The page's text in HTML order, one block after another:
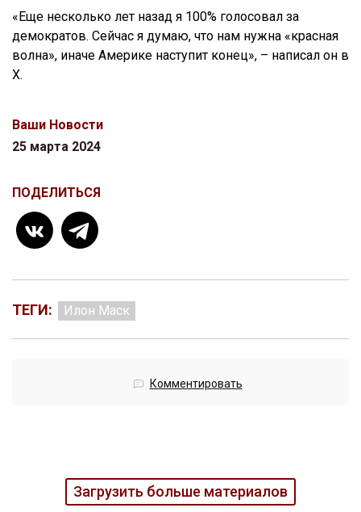
«Еще несколько лет назад я 100% голосовал за
демократов. Сейчас я думаю, что нам нужна «красная
волна», иначе Америке наступит конец», – написал он в
X.
Ваши Новости
25 марта 2024
ПОДЕЛИТЬСЯ
ТЕГИ: Илон Маск
Комментировать
Загрузить больше материалов